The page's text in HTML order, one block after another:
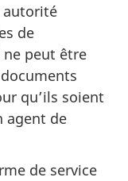
autorité
de
peut être
qu’ils soient
agent de
de service